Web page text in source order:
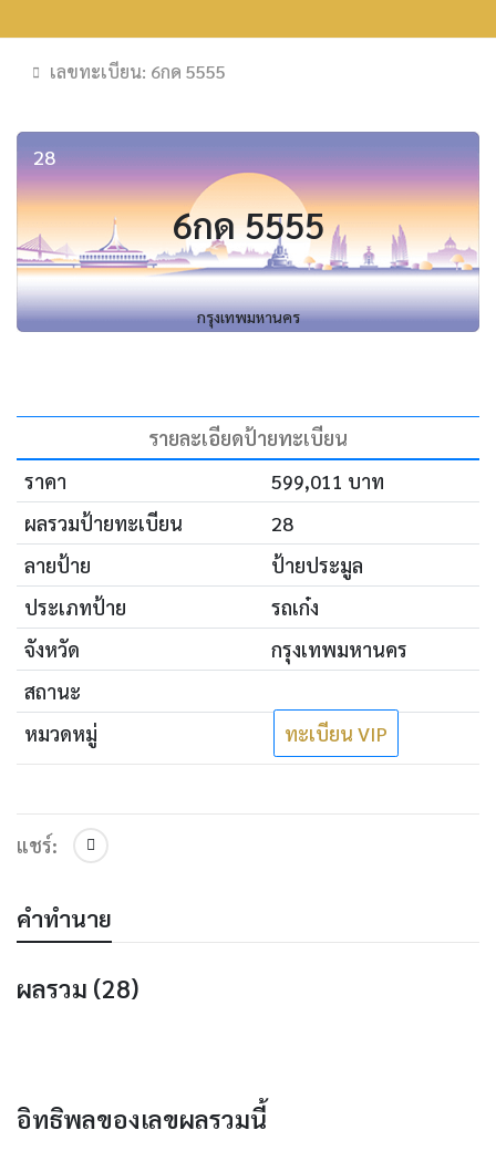
เลขทะเบียน: 6กด 5555
6กด 5555
กรุงเทพมหานคร
28
รายละเอียดป้ายทะเบียน
ราคา
599,011 บาท
ผลรวมป้ายทะเบียน
28
ลายป้าย
ป้ายประมูล
ประเภทป้าย
รถเก๋ง
จังหวัด
กรุงเทพมหานคร
สถานะ
หมวดหมู่
ทะเบียน VIP
แชร์:
คำทำนาย
ผลรวม (28)
อิทธิพลของเลขผลรวมนี้